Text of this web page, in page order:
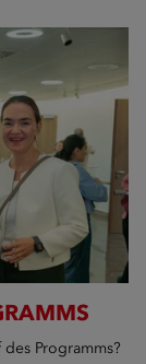
Programms?